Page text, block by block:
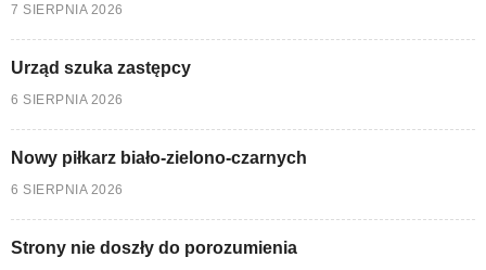
7 SIERPNIA 2026
Urząd szuka zastępcy
6 SIERPNIA 2026
Nowy piłkarz biało-zielono-czarnych
6 SIERPNIA 2026
Strony nie doszły do porozumienia